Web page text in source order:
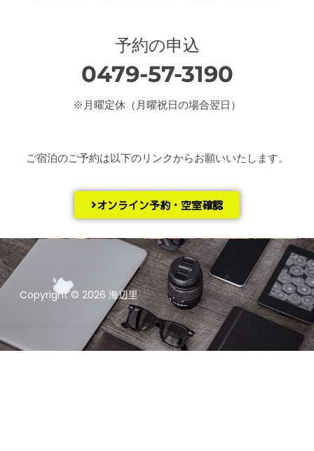
予約の申込
0479-57-3190
※月曜定休（月曜祝日の場合翌日）
ご宿泊のご予約は以下のリンクからお願いいたします。
オンライン予約・空室確認
Copyright © 2026 海辺里